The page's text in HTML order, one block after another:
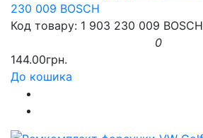
230 009 BOSCH
Код товару: 1 903 230 009 BOSCH
0
144.00грн.
До кошика